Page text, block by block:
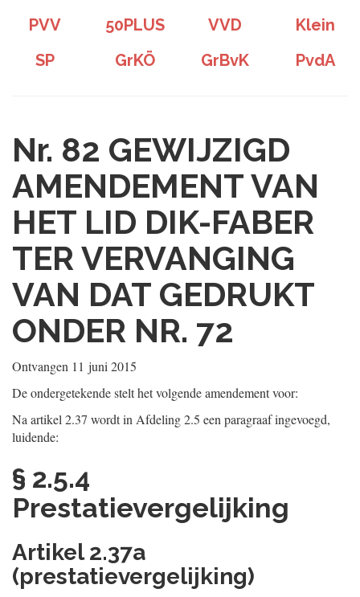
PVV
50PLUS VVD
Klein
SP
GrKÖ GrBvK PvdA
Nr. 82 GEWIJZIGD
AMENDEMENT VAN
HET LID DIK-FABER
TER VERVANGING
VAN DAT GEDRUKT
ONDER NR. 72
Ontvangen 11 juni 2015
De ondergetekende stelt het volgende amendement voor:
Na artikel 2.37 wordt in Afdeling 2.5 een paragraaf ingevoegd,
luidende:
§ 2.5.4
Prestatievergelijking
Artikel 2.37a
(prestatievergelijking)